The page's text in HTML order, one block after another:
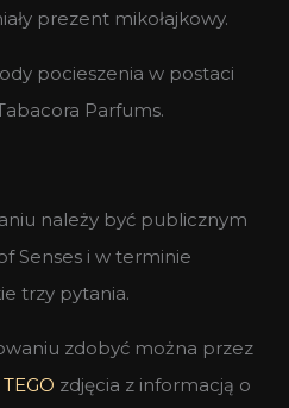
prezent mikołajkowy.
pocieszenia w postaci
Parfums.
należy być publicznym
Senses i w terminie
trzy pytania.
zdobyć można przez
TEGO zdjęcia z informacją o